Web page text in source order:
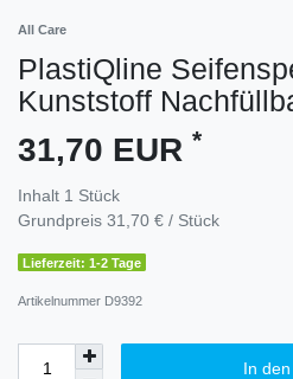
All Care
PlastiQline
Kunststoff
31,70 EUR *
Inhalt 1 Stück
Grundpreis 31,70 € / Stück
Lieferzeit: 1-2 Tage
Artikelnummer D9392
In